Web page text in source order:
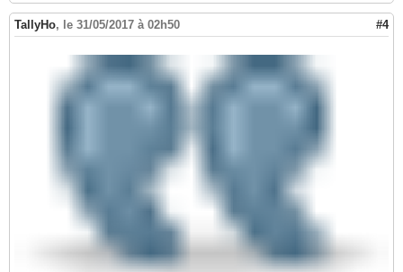
TallyHo, le 31/05/2017 à 02h50 #4